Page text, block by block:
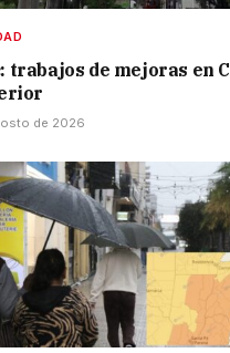
trabajos de mejoras en
de 2026